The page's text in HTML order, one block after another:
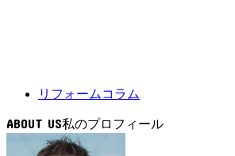
リフォームコラム
ABOUT US